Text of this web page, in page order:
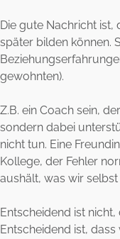
Die gute Nachricht ist,
später bilden können.
gewohnten).
Z.B. ein Coach sein,
sondern dabei
nicht tun. Eine
Kollege, der Fehler
aushält, was wir
Entscheidend ist
Entscheidend ist,